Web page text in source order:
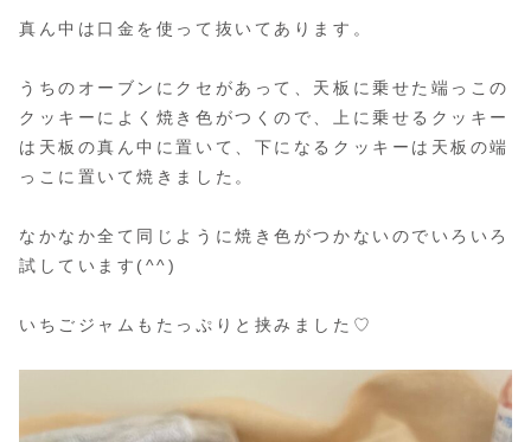
真ん中は口金を使って抜いてあります。
うちのオーブンにクセがあって、天板に乗せた端っこの
クッキーによく焼き色がつくので、上に乗せるクッキー
は天板の真ん中に置いて、下になるクッキーは天板の端
っこに置いて焼きました。
なかなか全て同じように焼き色がつかないのでいろいろ
試しています(^^)
いちごジャムもたっぷりと挟みました♡